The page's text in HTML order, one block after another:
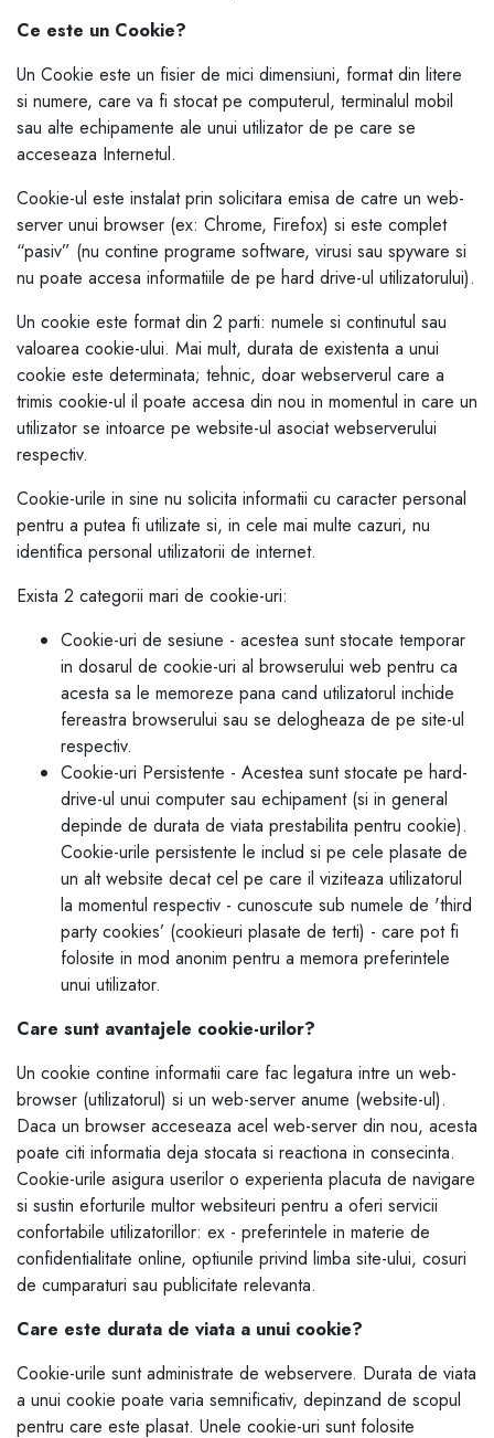
Ce este un Cookie?
Un Cookie este un fisier de mici dimensiuni, format din litere
si numere, care va fi stocat pe computerul, terminalul mobil
sau alte echipamente ale unui utilizator de pe care se
acceseaza Internetul.
Cookie-ul este instalat prin solicitara emisa de catre un web-
server unui browser (ex: Chrome, Firefox) si este complet
“pasiv” (nu contine programe software, virusi sau spyware si
nu poate accesa informatiile de pe hard drive-ul utilizatorului).
Un cookie este format din 2 parti: numele si continutul sau
valoarea cookie-ului. Mai mult, durata de existenta a unui
cookie este determinata; tehnic, doar webserverul care a
trimis cookie-ul il poate accesa din nou in momentul in care un
utilizator se intoarce pe website-ul asociat webserverului
respectiv.
Cookie-urile in sine nu solicita informatii cu caracter personal
pentru a putea fi utilizate si, in cele mai multe cazuri, nu
identifica personal utilizatorii de internet.
Exista 2 categorii mari de cookie-uri:
Cookie-uri de sesiune - acestea sunt stocate temporar
in dosarul de cookie-uri al browserului web pentru ca
acesta sa le memoreze pana cand utilizatorul inchide
fereastra browserului sau se delogheaza de pe site-ul
respectiv.
Cookie-uri Persistente - Acestea sunt stocate pe hard-
drive-ul unui computer sau echipament (si in general
depinde de durata de viata prestabilita pentru cookie).
Cookie-urile persistente le includ si pe cele plasate de
un alt website decat cel pe care il viziteaza utilizatorul
la momentul respectiv - cunoscute sub numele de 'third
party cookies’ (cookieuri plasate de terti) - care pot fi
folosite in mod anonim pentru a memora preferintele
unui utilizator.
Care sunt avantajele cookie-urilor?
Un cookie contine informatii care fac legatura intre un web-
browser (utilizatorul) si un web-server anume (website-ul).
Daca un browser acceseaza acel web-server din nou, acesta
poate citi informatia deja stocata si reactiona in consecinta.
Cookie-urile asigura userilor o experienta placuta de navigare
si sustin eforturile multor websiteuri pentru a oferi servicii
confortabile utilizatorillor: ex - preferintele in materie de
confidentialitate online, optiunile privind limba site-ului, cosuri
de cumparaturi sau publicitate relevanta.
Care este durata de viata a unui cookie?
Cookie-urile sunt administrate de webservere. Durata de viata
a unui cookie poate varia semnificativ, depinzand de scopul
pentru care este plasat. Unele cookie-uri sunt folosite